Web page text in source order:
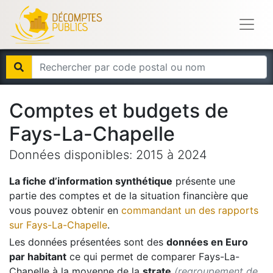
Comptes et budgets de
Fays-La-Chapelle
Données disponibles: 2015 à 2024
La fiche d’information synthétique présente une
partie des comptes et de la situation financière que
vous pouvez obtenir en commandant un des rapports
sur Fays-La-Chapelle.
Les données présentées sont des données en Euro
par habitant ce qui permet de comparer Fays-La-